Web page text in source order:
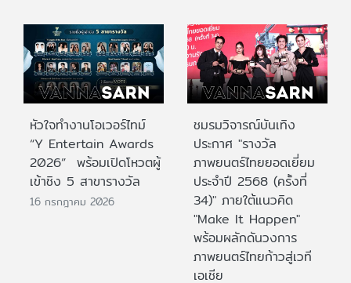
หัวใจทำงานโอเวอร์ไทม์
“Y Entertain Awards
2026” พร้อมเปิดโหวตผู้
เข้าชิง 5 สาขารางวัล
16 กรกฎาคม 2026
ชมรมวิจารณ์บันเทิง
ประกาศ "รางวัล
ภาพยนตร์ไทยยอดเยี่ยม
ประจําปี 2568 (ครั้งที่
34)" ภายใต้แนวคิด
"Make It Happen"
พร้อมผลักดันวงการ
ภาพยนตร์ไทยก้าวสู่เวที
เอเชีย